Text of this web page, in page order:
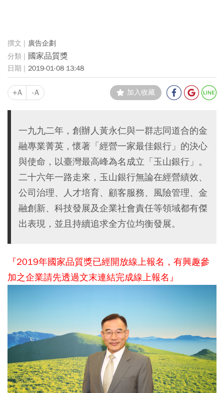
廣告企劃
國家品質獎
2019-01-08 13:48
+A -A 加入收藏
一九九二年，創辦人黃永仁與一群志同道合的金
融專業菁英，懷著「經營一家最佳銀行」的決心
與使命，以臺灣最高峰為名成立「玉山銀行」。
二十六年一路走來，玉山銀行無論在經營績效、
公司治理、人才培育、顧客服務、風險管理、金
融創新、科技發展及企業社會責任等領域都有傑
出表現，並且持續追求全方位均衡發展。
『2019年國家品質獎已經開放線上報名，有興趣參
加之企業請先透過文末連結完成線上報名』